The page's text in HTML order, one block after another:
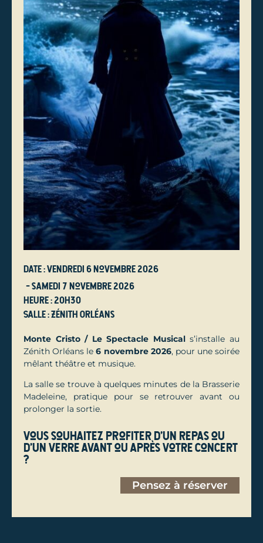
Date : vendredi 6 novembre 2026
- samedi 7 novembre 2026
Heure : 20h30
Salle : Zénith Orléans
Monte Cristo / Le Spectacle Musicals’installe au
Zénith Orléans le6 novembre 2026, pour une soirée
mêlant théâtre et musique.
La salle se trouve à quelques minutes de la Brasserie
Madeleine, pratique pour se retrouver avant ou
prolonger la sortie.
Vous souhaitez profiter d'un repas ou
d'un verre avant ou après votre concert
?
Pensez à réserver